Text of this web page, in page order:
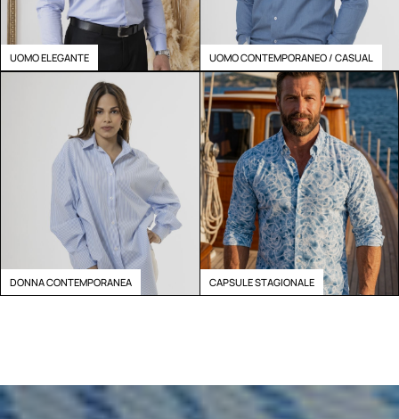
UOMO ELEGANTE UOMO CONTEMPORANEO / CASUAL
DONNA CONTEMPORANEA CAPSULE STAGIONALE